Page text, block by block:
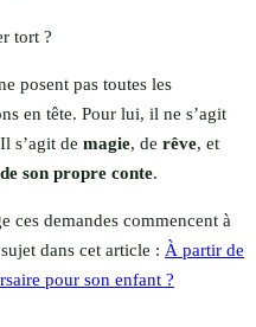
tort ?
posent pas toutes les
en tête. Pour lui, il ne s’agit
s’agit de magie, de rêve, et
son propre conte.
ces demandes commencent à
dans cet article : À partir de
pour son enfant ?